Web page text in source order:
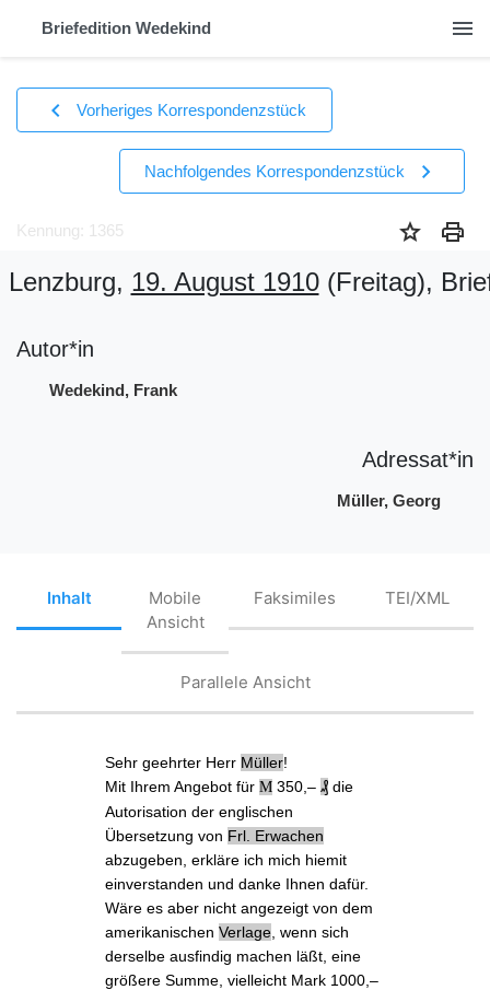
Briefedition Wedekind menu
chevron_left Vorheriges Korrespondenzstück
Nachfolgendes Korrespondenzstück chevron_right
Kennung: 1365 star print
Lenzburg, 19. August 1910(Freitag),
Autor*in
Wedekind, Frank
Adressat*in
Müller, Georg
Inhalt
Mobile
Ansicht
Faksimiles TEI/XML
Parallele Ansicht
Sehr geehrter Herr Müller!
Mit Ihrem Angebot fürM 350,‒₰ die
Autorisation der englischen
Übersetzung von Frl. Erwachen
abzugeben, erkläre ich mich hiemit
einverstanden und danke Ihnen dafür.
Wäre es aber nicht angezeigt vondem
amerikanischenVerlage , wenn sich
derselbe ausfindig machen läßt, eine
größere Summe, vielleicht Mark 1000,‒